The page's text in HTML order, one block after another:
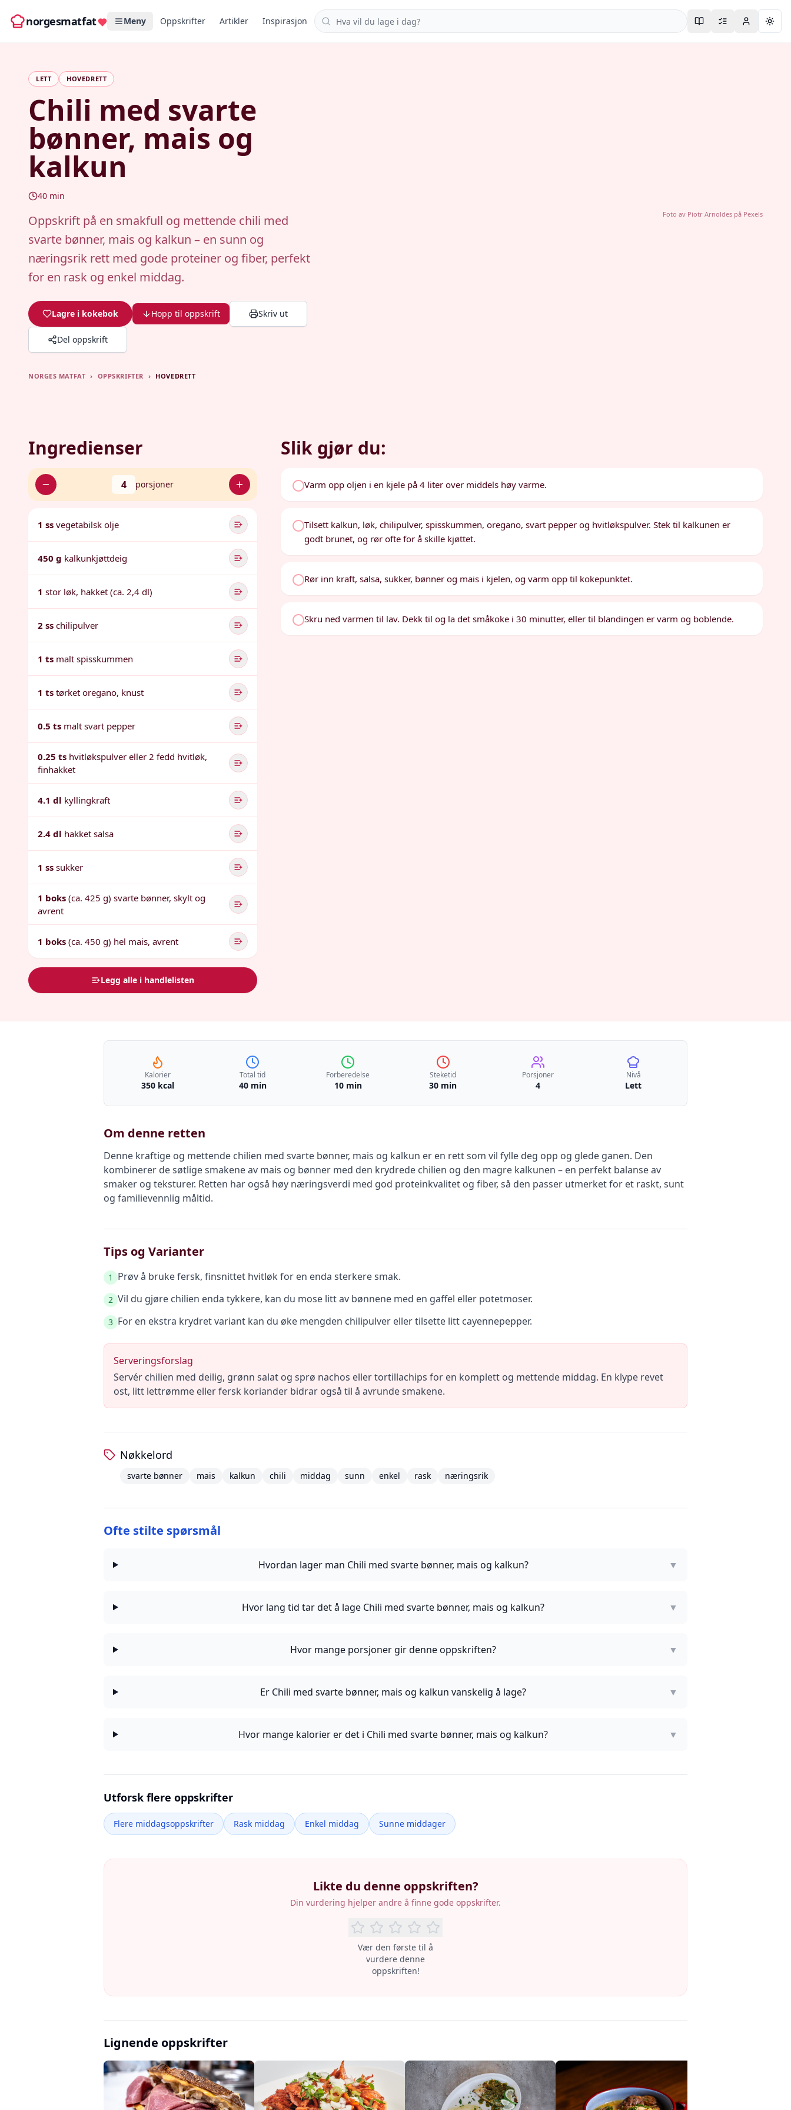
norgesmatfat Meny Oppskrifter Artikler Inspirasjon Søk i oppskrifter
LETT HOVEDRETT
Chili med svarte
bønner, mais og
kalkun
40 min
Oppskrift på en smakfull og mettende chili med
svarte bønner, mais og kalkun – en sunn og
næringsrik rett med gode proteiner og fiber, perfekt
for en rask og enkel middag.
Lagre i kokebok Hopp til oppskrift Skriv ut
Del oppskrift
Foto av Piotr Arnoldespå Pexels
NORGES MATFAT › OPPSKRIFTER › HOVEDRETT
Ingredienser
4 porsjoner
1 ss vegetabilsk olje
450 g kalkunkjøttdeig
1 stor løk, hakket (ca. 2,4 dl)
2 ss chilipulver
1 ts malt spisskummen
1 ts tørket oregano, knust
0.5 ts malt svart pepper
0.25 ts hvitløkspulver eller 2 fedd hvitløk,
finhakket
4.1 dl kyllingkraft
2.4 dl hakket salsa
1 ss sukker
1 boks (ca. 425 g) svarte bønner, skylt og
avrent
1 boks (ca. 450 g) hel mais, avrent
Legg alle i handlelisten
Slik gjør du:
Varm opp oljen i en kjele på 4 liter over middels høy varme.
Tilsett kalkun, løk, chilipulver, spisskummen, oregano, svart pepper og hvitløkspulver. Stek til kalkunen er
godt brunet, og rør ofte for å skille kjøttet.
Rør inn kraft, salsa, sukker, bønner og mais i kjelen, og varm opp til kokepunktet.
Skru ned varmen til lav. Dekk til og la det småkoke i 30 minutter, eller til blandingen er varm og boblende.
Kalorier
350 kcal
Total tid
40 min
Forberedelse
10 min
Steketid
30 min
Porsjoner
4
Nivå
Lett
Om denne retten
Denne kraftige og mettende chilien med svarte bønner, mais og kalkun er en rett som vil fylle deg opp og glede ganen. Den
kombinerer de søtlige smakene av mais og bønner med den krydrede chilien og den magre kalkunen – en perfekt balanse av
smaker og teksturer. Retten har også høy næringsverdi med god proteinkvalitet og fiber, så den passer utmerket for et raskt, sunt
og familievennlig måltid.
Tips og Varianter
1 Prøv å bruke fersk, finsnittet hvitløk for en enda sterkere smak.
2 Vil du gjøre chilien enda tykkere, kan du mose litt av bønnene med en gaffel eller potetmoser.
3 For en ekstra krydret variant kan du øke mengden chilipulver eller tilsette litt cayennepepper.
Serveringsforslag
Servér chilien med deilig, grønn salat og sprø nachos eller tortillachips for en komplett og mettende middag. En klype revet
ost, litt lettrømme eller fersk koriander bidrar også til å avrunde smakene.
Nøkkelord
svarte bønner mais kalkun chili middag sunn enkel rask næringsrik
Ofte stilte spørsmål
Hvordan lager man Chili med svarte bønner, mais og kalkun? ▼
Hvor lang tid tar det å lage Chili med svarte bønner, mais og kalkun? ▼
Hvor mange porsjoner gir denne oppskriften? ▼
Er Chili med svarte bønner, mais og kalkun vanskelig å lage? ▼
Hvor mange kalorier er det i Chili med svarte bønner, mais og kalkun? ▼
Utforsk flere oppskrifter
Flere middagsoppskrifter Rask middag Enkel middag Sunne middager
Likte du denne oppskriften?
Din vurdering hjelper andre å finne gode oppskrifter.
Vær den første til å
vurdere denne
oppskriften!
Lignende oppskrifter